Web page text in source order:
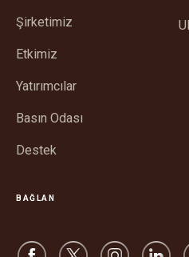
Şirketimiz
Etkimiz
Yatırımcılar
Basın Odası
Destek
BAĞLAN